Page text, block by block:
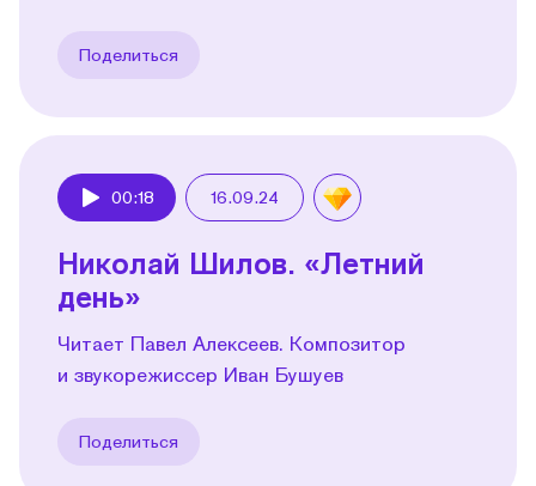
Поделиться
00:18 16.09.24
Николай Шилов. «Летний
день»
Читает Павел Алексеев. Композитор
и звукорежиссер Иван Бушуев
Поделиться